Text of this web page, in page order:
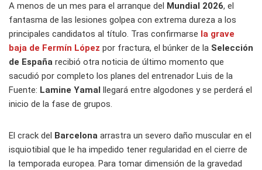
A menos de un mes para el arranque del Mundial 2026, el
fantasma de las lesiones golpea con extrema dureza a los
principales candidatos al título. Tras confirmarse la grave
baja de Fermín López por fractura, el búnker de la Selección
de España recibió otra noticia de último momento que
sacudió por completo los planes del entrenador Luis de la
Fuente: Lamine Yamal llegará entre algodones y se perderá el
inicio de la fase de grupos.
El crack del Barcelona arrastra un severo daño muscular en el
isquiotibial que le ha impedido tener regularidad en el cierre de
la temporada europea. Para tomar dimensión de la gravedad